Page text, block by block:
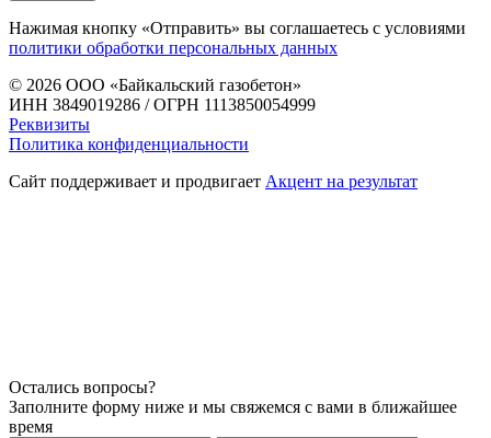
Нажимая кнопку «Отправить» вы соглашаетесь с условиями
политики обработки персональных данных
© 2026 ООО «Байкальский газобетон»
ИНН 3849019286 / ОГРН 1113850054999
Реквизиты
Политика конфиденциальности
Сайт поддерживает и продвигает Акцент на результат
Остались вопросы?
Заполните форму ниже и мы свяжемся с вами в ближайшее
время